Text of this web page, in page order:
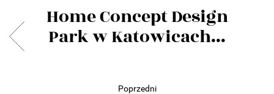
Home Concept Design
Park w Katowicach...
Poprzedni